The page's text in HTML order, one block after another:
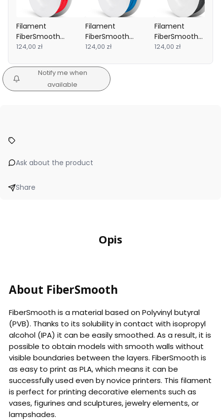
Filament
FiberSmooth
Fiberlogy 1.75mm
124,00 zł
Filament
FiberSmooth
Fiberlogy 1.75mm
124,00 zł
Filament
FiberSmooth
Fiberlogy 1.75mm
124,00 zł
Notify me when
available
Ask about the product
Share
Opis
About FiberSmooth
FiberSmooth is a material based on Polyvinyl butyral
(PVB). Thanks to its solubility in contact with isopropyl
alcohol (IPA) it can be easily smoothed. As a result, it is
possible to obtain models with smooth walls without
visible boundaries between the layers. FiberSmooth is
as easy to print as PLA, which means it can be
successfully used even by novice printers. This filament
is perfect for printing decorative elements such as
vases, figurines and sculptures, jewelry elements, or
lampshades.